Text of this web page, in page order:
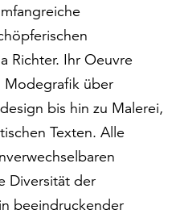
Richter. Ihr Oeuvre
Modegrafik über
bis hin zu Malerei,
Texten. Alle
Diversität der
beeindruckender